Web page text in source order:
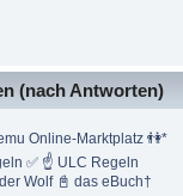
(nach Antworten)
Online-Marktplatz 👫*
✅ ☝ ULC Regeln
Wolf 📓 das eBuch†